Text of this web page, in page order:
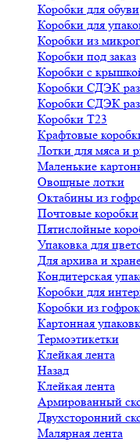
Коробки для обуви
Коробки для
Коробки из
Коробки под заказ
Коробки с
Коробки СДЭК
Коробки СДЭК
Коробки Т23
Крафтовые
Лотки для мяса и
Маленькие
Овощные лотки
Октабины из
Почтовые коробки
Пятислойные
Упаковка для
Для архива и
Кондитерская
Коробки для
Коробки из
Картонная
Термоэтикетки
Клейкая лента
Назад
Клейкая лента
Армированный
Двухсторонний
Малярная лента